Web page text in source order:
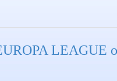
LEAGUE